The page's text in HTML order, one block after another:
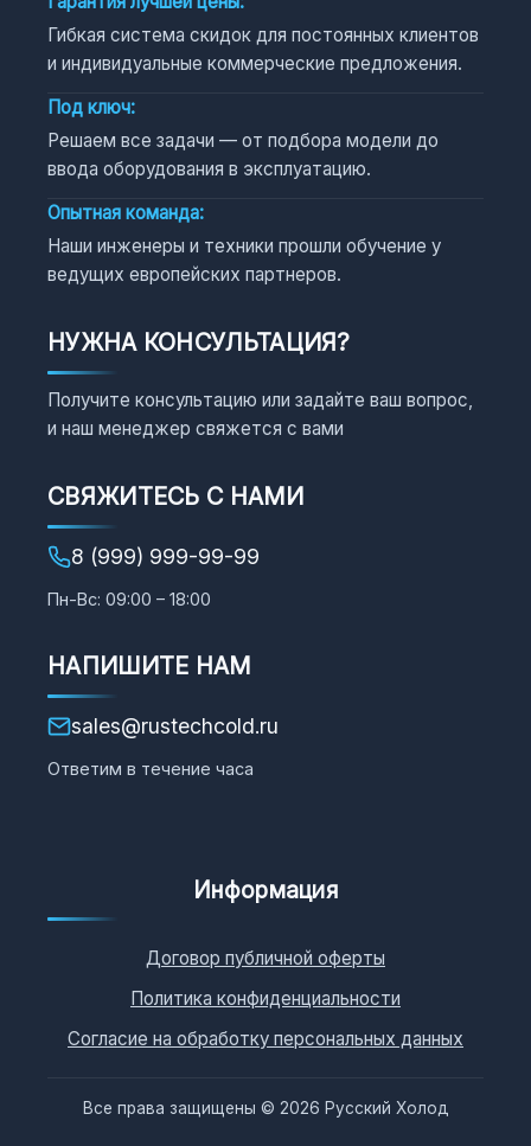
Гибкая система скидок для постоянных клиентов
и индивидуальные коммерческие предложения.
Под ключ:
Решаем все задачи — от подбора модели до
ввода оборудования в эксплуатацию.
Опытная команда:
Наши инженеры и техники прошли обучение у
ведущих европейских партнеров.
НУЖНА КОНСУЛЬТАЦИЯ?
Получите консультацию или задайте ваш вопрос,
и наш менеджер свяжется с вами
СВЯЖИТЕСЬ С НАМИ
8 (999) 999-99-99
Пн-Вс: 09:00 – 18:00
НАПИШИТЕ НАМ
sales@rustechcold.ru
Ответим в течение часа
Информация
Договор публичной оферты
Политика конфиденциальности
Согласие на обработку персональных данных
Все права защищены © 2026 Русский Холод